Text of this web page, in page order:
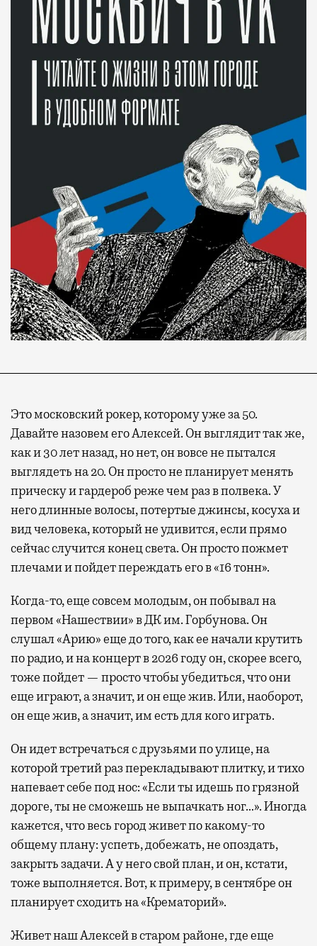
Это московский рокер, которому уже за 50.
Давайте назовем его Алексей. Он выглядит так же,
как и 30 лет назад, но нет, он вовсе не пытался
выглядеть на 20. Он просто не планирует менять
прическу и гардероб реже чем раз в полвека. У
него длинные волосы, потертые джинсы, косуха и
вид человека, который не удивится, если прямо
сейчас случится конец света. Он просто пожмет
плечами и пойдет переждать его в «16 тонн».
Когда-то, еще совсем молодым, он побывал на
первом «Нашествии» в ДК им. Горбунова. Он
слушал «Арию» еще до того, как ее начали крутить
по радио, и на концерт в 2026 году он, скорее всего,
тоже пойдет — просто чтобы убедиться, что они
еще играют, а значит, и он еще жив. Или, наоборот,
он еще жив, а значит, им есть для кого играть.
Он идет встречаться с друзьями по улице, на
которой третий раз перекладывают плитку, и тихо
напевает себе под нос: «Если ты идешь по грязной
дороге, ты не сможешь не выпачкать ног…». Иногда
кажется, что весь город живет по какому-то
общему плану: успеть, добежать, не опоздать,
закрыть задачи. А у него свой план, и он, кстати,
тоже выполняется. Вот, к примеру, в сентябре он
планирует сходить на «Крематорий».
Живет наш Алексей в старом районе, где еще